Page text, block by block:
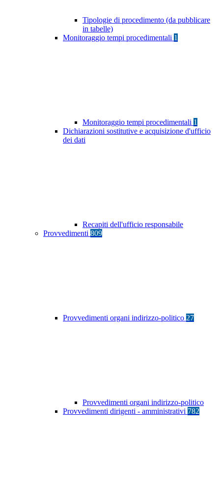
Tipologie di procedimento (da pubblicare
in tabelle)
Monitoraggio tempi procedimentali 1
Monitoraggio tempi procedimentali 1
Dichiarazioni sostitutive e acquisizione d'ufficio
dei dati
Recapiti dell'ufficio responsabile
Provvedimenti 809
Provvedimenti organi indirizzo-politico 27
Provvedimenti organi indirizzo-politico
Provvedimenti dirigenti - amministrativi 782